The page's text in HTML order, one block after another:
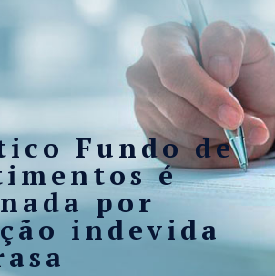
Fundo de
é
por
indevida